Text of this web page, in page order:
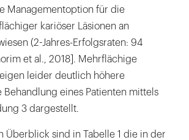
Managementoption für die
kariöser Läsionen an
(2-Jahres-Erfolgsraten: 94
et al., 2018]. Mehrflächige
leider deutlich höhere
Behandlung eines Patienten mittels
3 dargestellt.
Überblick sind in Tabelle 1 die in der